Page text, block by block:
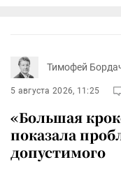
Тимофей
5 августа 2026, 11:25
«Большая
показала
допустимого